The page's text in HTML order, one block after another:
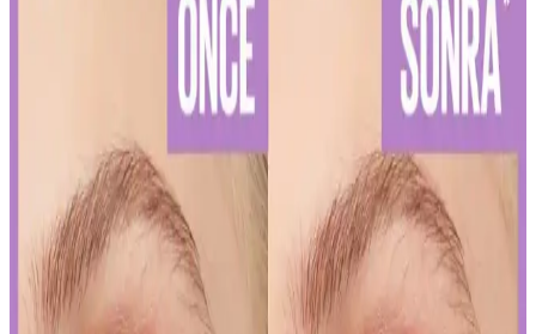
Diş hassasiyetini hafifletmek ve sağlıklı bir gülüşe ulaşmak için
doğru diş macunu seçimi ve düzenli kullanım önemlidir. Uzman
önerileriyle diş sağlığınızı koruyun.
Kalıcı Kalem Göz Makyajı: Uzun Süre Dayanan ve
Pratik Kullanım İpuçları
Kalıcı kalem göz makyajı, suya ve tere dayanıklı formülleriyle uzun
süre kalıcı ve net çizgiler sağlar. Uygulama ve bakım ipuçlarıyla
gözlerinizi vurgulayın.
Kalıcı Oje Seçenekleri: Nail Master M377 ve M378
Modellerinin Detaylı Analizi